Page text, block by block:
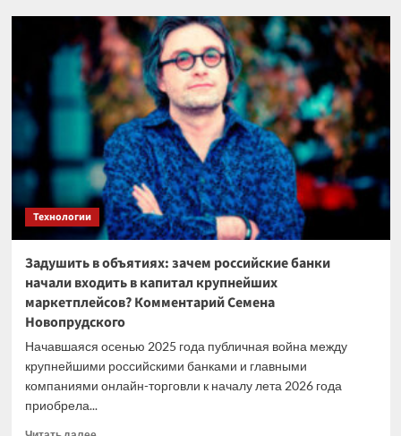
Гоблин
усомнился
в
прелестях
Евросоюза
Технологии
Задушить в объятиях: зачем российские банки
начали входить в капитал крупнейших
маркетплейсов? Комментарий Семена
Новопрудского
Начавшаяся осенью 2025 года публичная война между
крупнейшими российскими банками и главными
компаниями онлайн-торговли к началу лета 2026 года
приобрела...
Прочитать